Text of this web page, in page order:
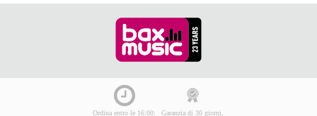
Ordina entro le 16:00: Garanzia di 30 giorni,